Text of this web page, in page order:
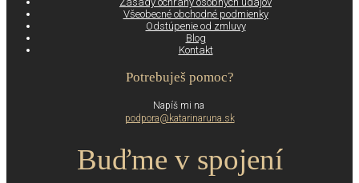
Všeobecné obchodné podmienky
Odstúpenie od zmluvy
Blog
Kontakt
Potrebuješ pomoc?
Napíš mi na
podpora@katarinaruna.sk
Buďme v spojení